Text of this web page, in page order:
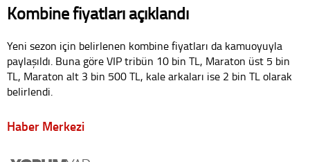
Kombine fiyatları açıklandı
Yeni sezon için belirlenen kombine fiyatları da kamuoyuyla
paylaşıldı. Buna göre VIP tribün 10 bin TL, Maraton üst 5 bin
TL, Maraton alt 3 bin 500 TL, kale arkaları ise 2 bin TL olarak
belirlendi.
Haber Merkezi